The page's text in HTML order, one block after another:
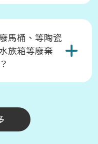
馬桶、等陶瓷
族箱等廢棄